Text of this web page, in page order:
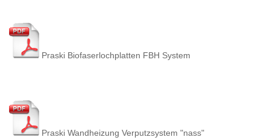
Praski Biofaserlochplatten FBH System
Praski Wandheizung Verputzsystem "nass"